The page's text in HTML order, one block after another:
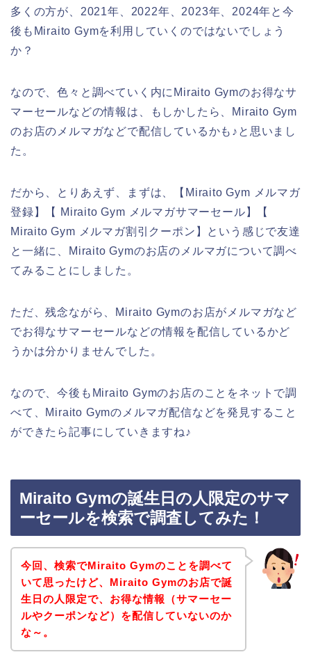
多くの方が、2021年、2022年、2023年、2024年と今
後もMiraito Gymを利用していくのではないでしょう
か？
なので、色々と調べていく内にMiraito Gymのお得なサ
マーセールなどの情報は、もしかしたら、Miraito Gym
のお店のメルマガなどで配信しているかも♪と思いまし
た。
だから、とりあえず、まずは、【Miraito Gym メルマガ
登録】【 Miraito Gym メルマガサマーセール】【
Miraito Gym メルマガ割引クーポン】という感じで友達
と一緒に、Miraito Gymのお店のメルマガについて調べ
てみることにしました。
ただ、残念ながら、Miraito Gymのお店がメルマガなど
でお得なサマーセールなどの情報を配信しているかど
うかは分かりませんでした。
なので、今後もMiraito Gymのお店のことをネットで調
べて、Miraito Gymのメルマガ配信などを発見すること
ができたら記事にしていきますね♪
Miraito Gymの誕生日の人限定のサマ
ーセールを検索で調査してみた！
今回、検索でMiraito Gymのことを調べて
いて思ったけど、Miraito Gymのお店で誕
生日の人限定で、お得な情報（サマーセー
ルやクーポンなど）を配信していないのか
な～。